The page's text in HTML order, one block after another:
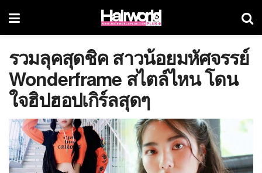
รวมลุคสุดชิค สาวน้อยมหัศจรรย์
Wonderframe สไตล์ไหน โดน
ใจฮิปฮอปเกิร์ลสุดๆ